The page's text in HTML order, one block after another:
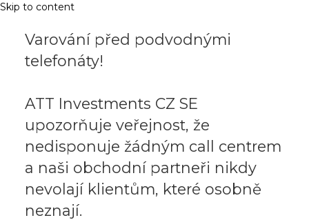
Skip to content
Varování před podvodnými
telefonáty!
ATT Investments CZ SE
upozorňuje veřejnost, že
nedisponuje žádným call centrem
a naši obchodní partneři nikdy
nevolají klientům, které osobně
neznají.